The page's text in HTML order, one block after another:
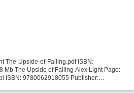
The-Upside-of-Falling.pdf ISBN:
Mb The Upside of Falling Alex Light Page:
ISBN: 9780062918055 Publisher: